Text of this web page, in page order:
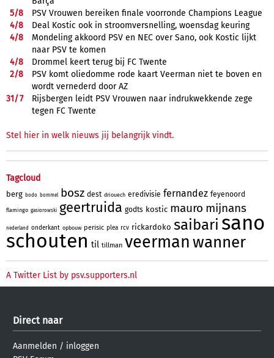
5/8
PSV Vrouwen bereiken finale voorronde Champions League
4/8
Deal Kostic ook in stroomversnelling, woensdag keuring
4/8
Mondeling akkoord PSV en NEC over Sano, ook Kostic lijkt
naar PSV te komen
4/8
Drommel keert terug bij FC Twente
2/8
PSV komt oliedomme rode kaart Veerman niet te boven en
wordt vernederd door AZ
31/7
Rijsbergen leidt PSV Vrouwen naar indrukwekkende zege
tegen FC Twente
Stel hier in welk nieuws jij belangrijk vindt.
Tagcloud
berg bodo bommel bosz dest driouech eredivisie fernandez feyenoord
flamingo gasiorowski geertruida godts kostic mauro mijnans
nederland onderkant opbouw perisic plea rcv rickardoko saibari sano
schouten til tillman veermanwanner
A Twitter List by psv.supporters.nl
Direct naar
Aanmelden / inloggen